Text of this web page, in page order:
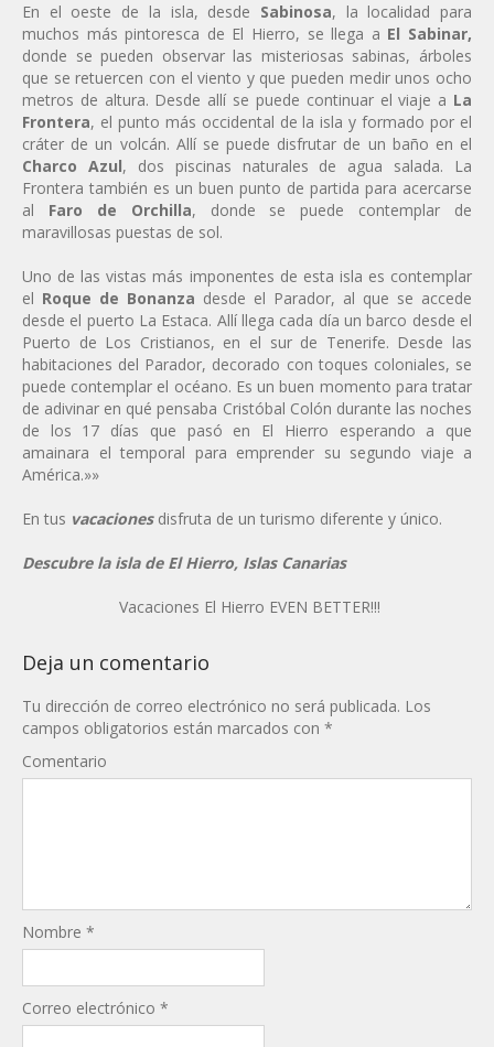
En el oeste de la isla, desde Sabinosa, la localidad para
muchos más pintoresca de El Hierro, se llega a El Sabinar,
donde se pueden observar las misteriosas sabinas, árboles
que se retuercen con el viento y que pueden medir unos ocho
metros de altura. Desde allí se puede continuar el viaje a La
Frontera, el punto más occidental de la isla y formado por el
cráter de un volcán. Allí se puede disfrutar de un baño en el
Charco Azul, dos piscinas naturales de agua salada. La
Frontera también es un buen punto de partida para acercarse
al Faro de Orchilla, donde se puede contemplar de
maravillosas puestas de sol.
Uno de las vistas más imponentes de esta isla es contemplar
el Roque de Bonanza desde el Parador, al que se accede
desde el puerto La Estaca. Allí llega cada día un barco desde el
Puerto de Los Cristianos, en el sur de Tenerife. Desde las
habitaciones del Parador, decorado con toques coloniales, se
puede contemplar el océano. Es un buen momento para tratar
de adivinar en qué pensaba Cristóbal Colón durante las noches
de los 17 días que pasó en El Hierro esperando a que
amainara el temporal para emprender su segundo viaje a
América.»»
En tus vacacionesdisfruta de un turismo diferente y único.
Descubre la isla de El Hierro, Islas Canarias
Vacaciones El Hierro EVEN BETTER!!!
Deja un comentario
Tu dirección de correo electrónico no será publicada. Los
campos obligatorios están marcados con *
Comentario
Nombre *
Correo electrónico *